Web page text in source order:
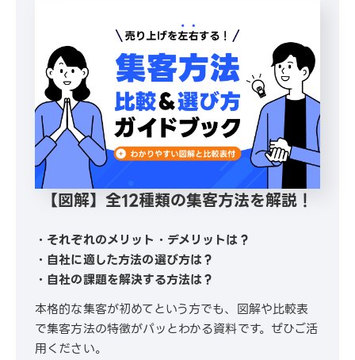
【図解】全12種類の集客方法を解説！
・それぞれのメリット・デメリットは？
・自社に適した方法の選び方は？
・自社の課題を解決する方法は？
本格的な集客が初めてという方でも、図解や比較表
で集客方法の特徴がパッとわかる資料です。ぜひご活
用ください。